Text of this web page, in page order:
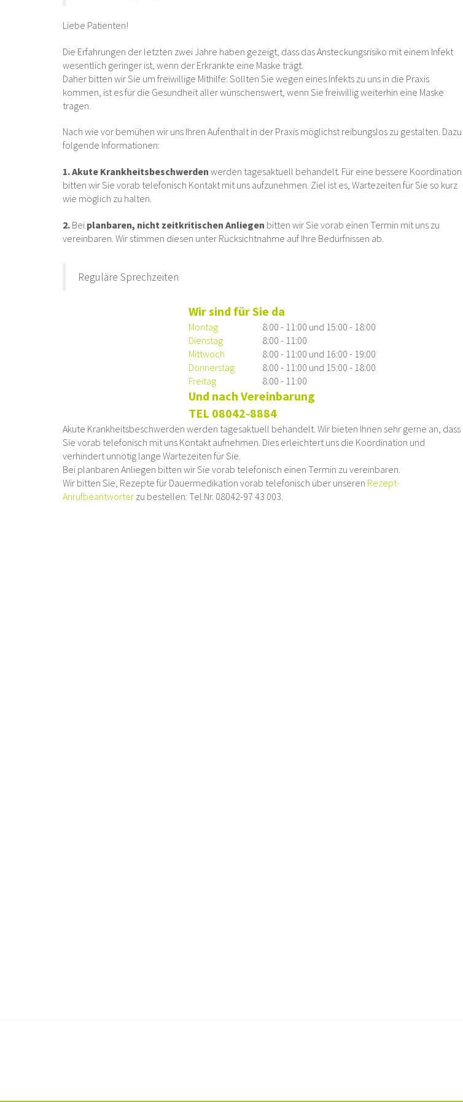
Liebe Patienten!
Die Erfahrungen der letzten zwei Jahre haben gezeigt, dass das Ansteckungsrisiko mit einem Infekt
wesentlich geringer ist, wenn der Erkrankte eine Maske trägt.
Daher bitten wir Sie um freiwillige Mithilfe: Sollten Sie wegen eines Infekts zu uns in die Praxis
kommen, ist es für die Gesundheit aller wünschenswert, wenn Sie freiwillig weiterhin eine Maske
tragen.
Nach wie vor bemühen wir uns Ihren Aufenthalt in der Praxis möglichst reibungslos zu gestalten. Dazu
folgende Informationen:
1. Akute Krankheitsbeschwerden werden tagesaktuell behandelt. Für eine bessere Koordination
bitten wir Sie vorab telefonisch Kontakt mit uns aufzunehmen. Ziel ist es, Wartezeiten für Sie so kurz
wie möglich zu halten.
2. Bei planbaren, nicht zeitkritischen Anliegen bitten wir Sie vorab einen Termin mit uns zu
vereinbaren. Wir stimmen diesen unter Rücksichtnahme auf Ihre Bedürfnissen ab.
Reguläre Sprechzeiten
Wir sind für Sie da
Montag
8:00 - 11:00 und 15:00 - 18:00
Dienstag
8:00 - 11:00
Mittwoch
8:00 - 11:00 und 16:00 - 19:00
Donnerstag
8:00 - 11:00 und 15:00 - 18:00
Freitag
8:00 - 11:00
Und nach Vereinbarung
TEL 08042-8884
Akute Krankheitsbeschwerden werden tagesaktuell behandelt. Wir bieten Ihnen sehr gerne an, dass
Sie vorab telefonisch mit uns Kontakt aufnehmen. Dies erleichtert uns die Koordination und
verhindert unnötig lange Wartezeiten für Sie.
Bei planbaren Anliegen bitten wir Sie vorab telefonisch einen Termin zu vereinbaren.
Wir bitten Sie, Rezepte für Dauermedikation vorab telefonisch über unseren Rezept-
Anrufbeantworter zu bestellen: Tel.Nr. 08042-97 43 003.